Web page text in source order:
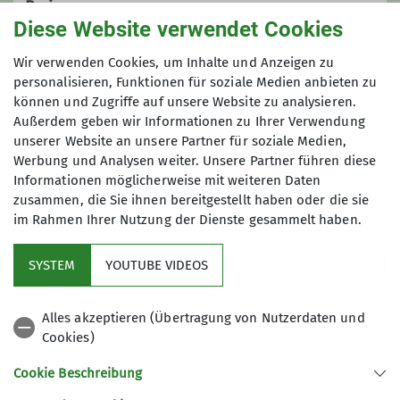
Im Sommer trainieren wir montags am
Angerfelsen im Elbauenpark. In den
Wintermonaten nutzen wir Indoor-
Klettermöglichkeiten in einer Uni-
Sporthalle sowie seit 2021 in der ALM
(AbenteuerLand Magdeburg).
Darüberhinaus organisieren wir immer
wieder Fahrgemeinschaften zu den
nächstgelegenen Kletterhallen in
Dessau, Braunschweig und Leipzig, die
auf dieser Homepage teils kurzfristig
eingetragen werden.
Zwei- bis dreimal pro Jahr machen wir
zusammen Kletterurlaub dort, wo
viele Kletterfelsen herumstehen: In
Bayern, dem Elbsandstein- und dem
Preis
(ca. 7€/Tag)
Maximale Teilnehmeranzahl
6
Diese Website verwendet Cookies
Wir verwenden Cookies, um Inhalte und Anzeigen zu
personalisieren, Funktionen für soziale Medien anbieten zu
können und Zugriffe auf unsere Website zu analysieren.
Außerdem geben wir Informationen zu Ihrer Verwendung
unserer Website an unsere Partner für soziale Medien,
Werbung und Analysen weiter. Unsere Partner führen diese
Informationen möglicherweise mit weiteren Daten
zusammen, die Sie ihnen bereitgestellt haben oder die sie
im Rahmen Ihrer Nutzung der Dienste gesammelt haben.
SYSTEM YOUTUBE VIDEOS
Alles akzeptieren (Übertragung von Nutzerdaten und
Cookies)
Cookie Beschreibung